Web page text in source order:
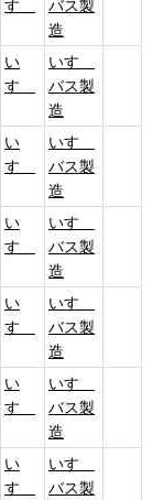
すゞ
バス製
造
い
すゞ
いすゞ
バス製
造
い
すゞ
いすゞ
バス製
造
い
すゞ
いすゞ
バス製
造
い
すゞ
いすゞ
バス製
造
い
すゞ
いすゞ
バス製
造
い
すゞ
いすゞ
バス製